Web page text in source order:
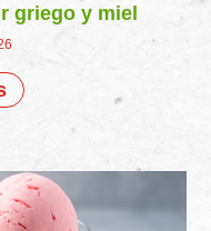
griego y miel